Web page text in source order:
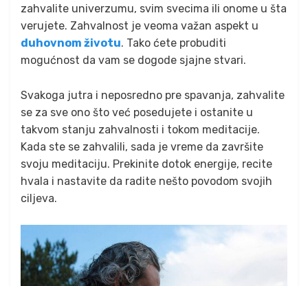
zahvalite univerzumu, svim svecima ili onome u šta
verujete. Zahvalnost je veoma važan aspekt u
duhovnom životu. Tako ćete probuditi
mogućnost da vam se dogode sjajne stvari.
Svakoga jutra i neposredno pre spavanja, zahvalite
se za sve ono što već posedujete i ostanite u
takvom stanju zahvalnosti i tokom meditacije.
Kada ste se zahvalili, sada je vreme da završite
svoju meditaciju. Prekinite dotok energije, recite
hvala i nastavite da radite nešto povodom svojih
ciljeva.